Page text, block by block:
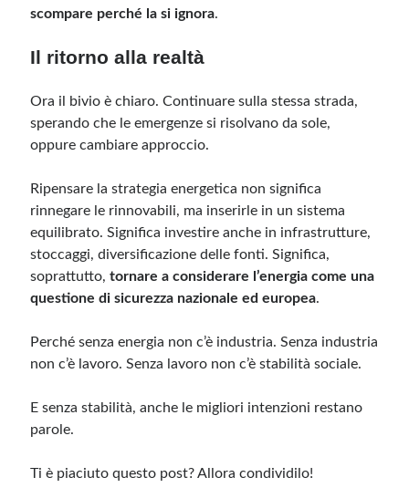
scompare perché la si ignora.
Il ritorno alla realtà
Ora il bivio è chiaro. Continuare sulla stessa strada,
sperando che le emergenze si risolvano da sole,
oppure cambiare approccio.
Ripensare la strategia energetica non significa
rinnegare le rinnovabili, ma inserirle in un sistema
equilibrato. Significa investire anche in infrastrutture,
stoccaggi, diversificazione delle fonti. Significa,
soprattutto,tornare a considerare l’energia come una
questione di sicurezza nazionale ed europea.
Perché senza energia non c’è industria. Senza industria
non c’è lavoro. Senza lavoro non c’è stabilità sociale.
E senza stabilità, anche le migliori intenzioni restano
parole.
Ti è piaciuto questo post? Allora condividilo!